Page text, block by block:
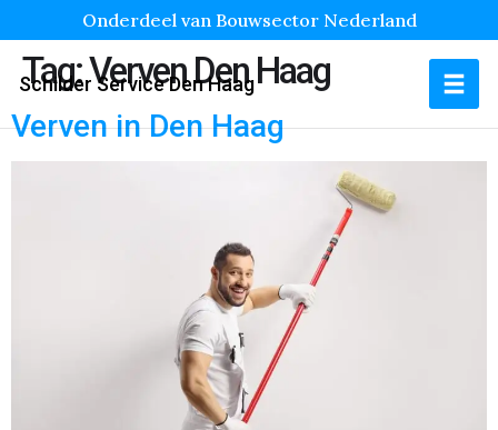
Onderdeel van Bouwsector Nederland
Schilder Service Den Haag
Tag:Verven Den Haag
Verven in Den Haag